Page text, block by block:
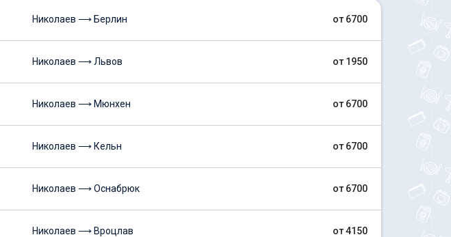
Николаев ⟶ Берлин от 6700
Николаев ⟶ Львов от 1950
Николаев ⟶ Мюнхен от 6700
Николаев ⟶ Кельн от 6700
Николаев ⟶ Оснабрюк от 6700
Николаев ⟶ Вроцлав от 4150